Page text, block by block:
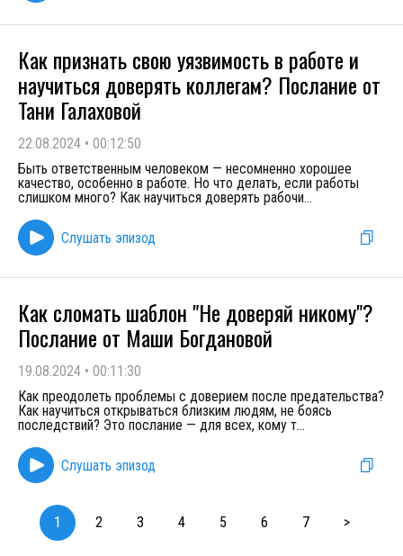
Как признать свою уязвимость в работе и
научиться доверять коллегам? Послание от
Тани Галаховой
22.08.2024 • 00:12:50
Быть ответственным человеком — несомненно хорошее
качество, особенно в работе. Но что делать, если работы
слишком много? Как научиться доверять рабочи...
Слушать эпизод
Как сломать шаблон "Не доверяй никому"?
Послание от Маши Богдановой
19.08.2024 • 00:11:30
Как преодолеть проблемы с доверием после предательства?
Как научиться открываться близким людям, не боясь
последствий? Это послание — для всех, кому т...
Слушать эпизод
1 2 3 4 5 6 7 >